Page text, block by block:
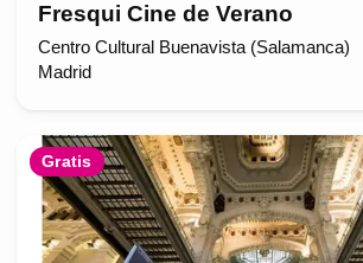
Fresqui Cine de Verano
Centro Cultural Buenavista (Salamanca)
Madrid
Gratis